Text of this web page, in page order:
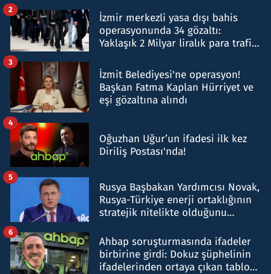
İzmir merkezli yasa dışı bahis
operasyonunda 34 gözaltı:
Yaklaşık 2 Milyar liralık para trafiği
2
İzmit Belediyesi'ne operasyon!
Başkan Fatma Kaplan Hürriyet ve
eşi gözaltına alındı
3
Oğuzhan Uğur’un ifadesi ilk kez
Diriliş Postası'nda!
4
Rusya Başbakan Yardımcısı Novak,
Rusya-Türkiye enerji ortaklığının
stratejik nitelikte olduğunu
5
Ahbap soruşturmasında ifadeler
birbirine girdi: Dokuz şüphelinin
ifadelerinden ortaya çıkan tablo
6